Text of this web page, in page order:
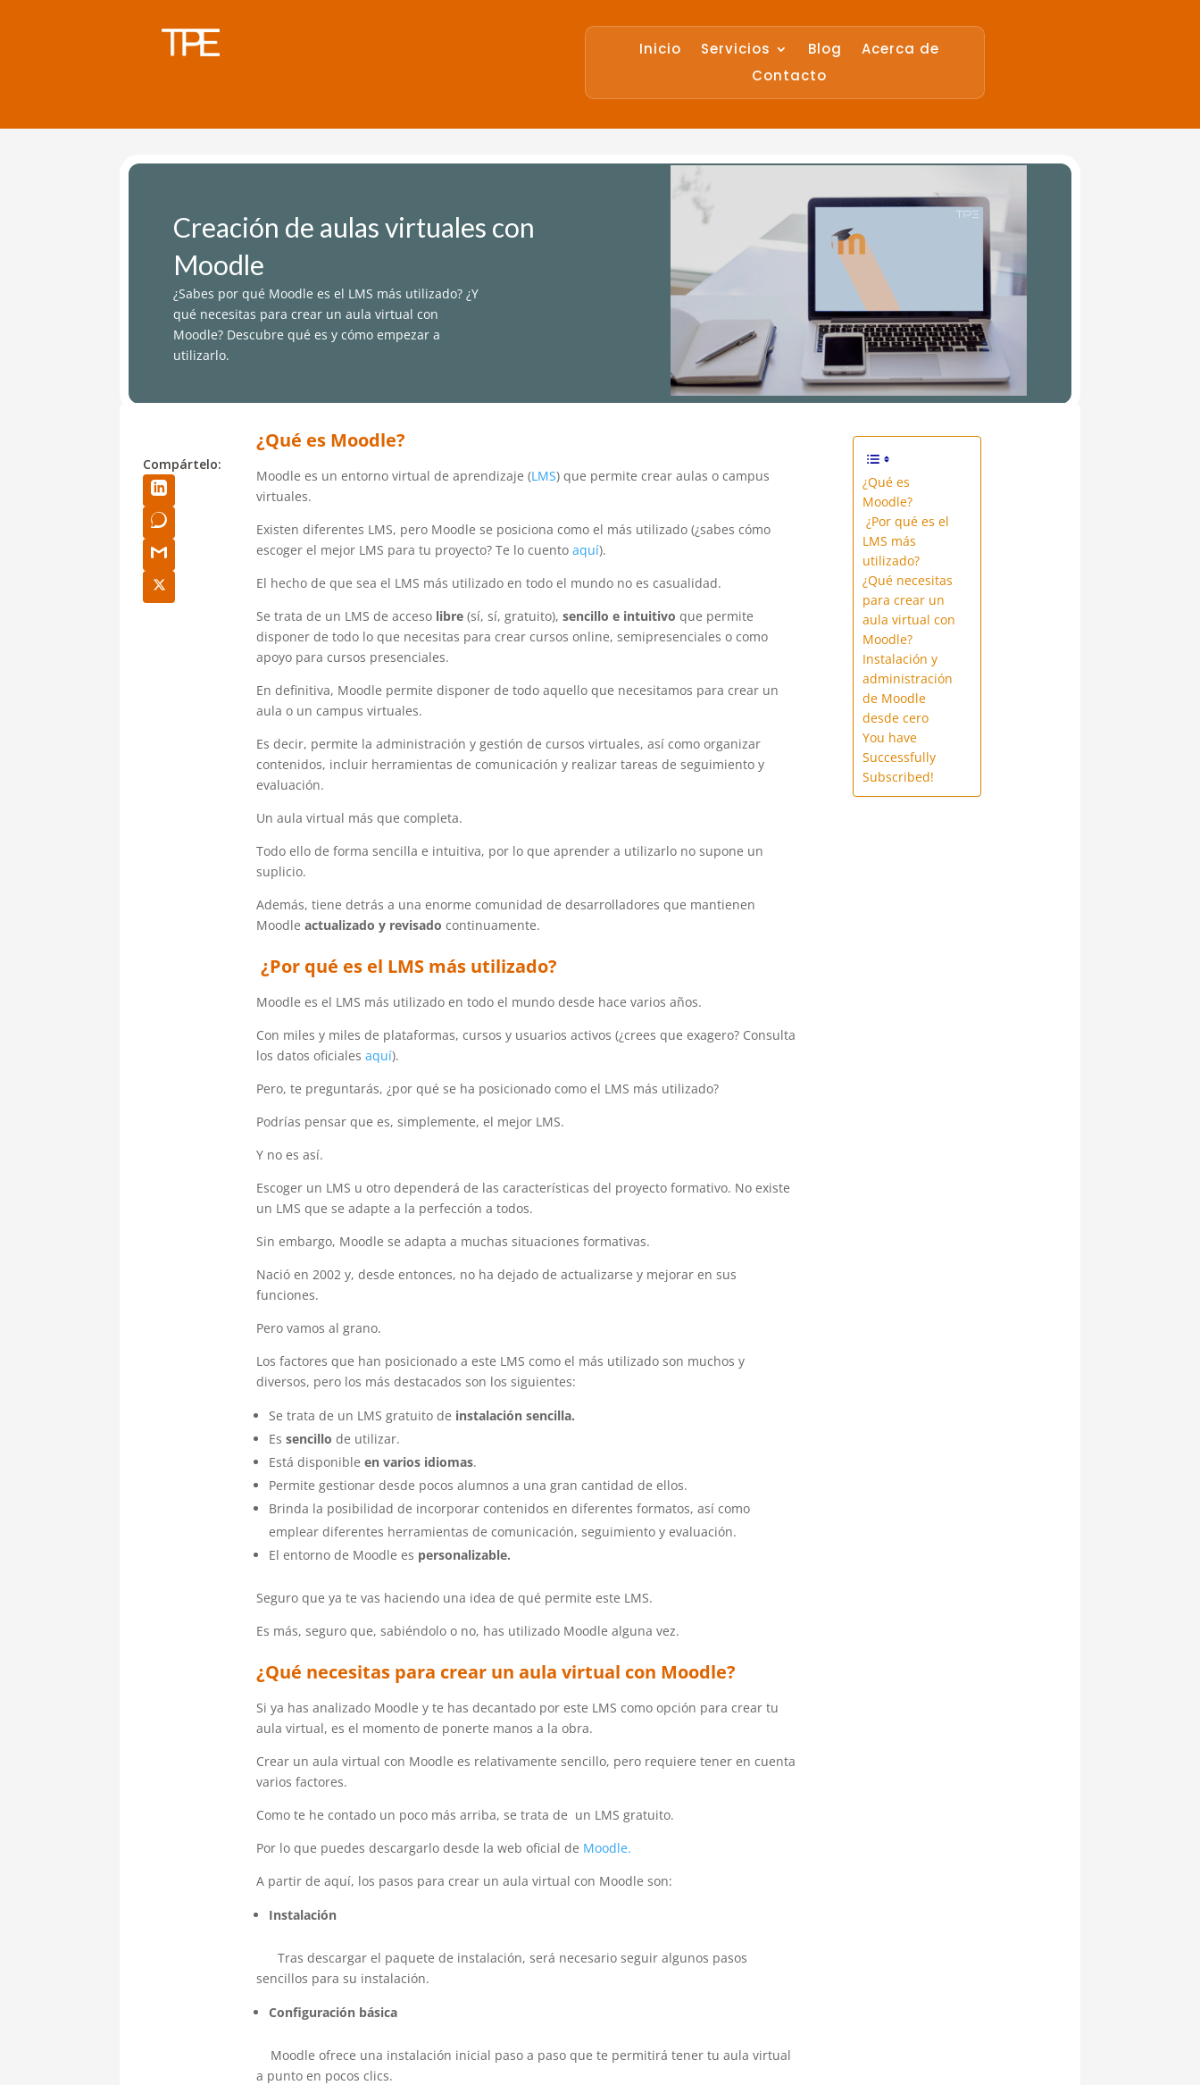
Inicio Servicios Blog
Acerca de
Contacto
Creación de aulas virtuales con
Moodle
¿Sabes por qué Moodle es el LMS más utilizado? ¿Y
qué necesitas para crear un aula virtual con
Moodle? Descubre qué es y cómo empezar a
utilizarlo.
Compártelo:
¿Qué es Moodle?
Moodle es un entorno virtual de aprendizaje (LMS) que permite crear aulas o campus
virtuales.
Existen diferentes LMS, pero Moodle se posiciona como el más utilizado (¿sabes cómo
escoger el mejor LMS para tu proyecto? Te lo cuento aquí).
El hecho de que sea el LMS más utilizado en todo el mundo no es casualidad.
Se trata de un LMS de acceso libre(sí, sí, gratuito), sencillo e intuitivo que permite
disponer de todo lo que necesitas para crear cursos online, semipresenciales o como
apoyo para cursos presenciales.
En definitiva, Moodle permite disponer de todo aquello que necesitamos para crear un
aula o un campus virtuales.
Es decir, permite la administración y gestión de cursos virtuales, así como organizar
contenidos, incluir herramientas de comunicación y realizar tareas de seguimiento y
evaluación.
Un aula virtual más que completa.
Todo ello de forma sencilla e intuitiva, por lo que aprender a utilizarlo no supone un
suplicio.
Además, tiene detrás a una enorme comunidad de desarrolladores que mantienen
Moodle actualizado y revisado continuamente.
¿Por qué es el LMS más utilizado?
Moodle es el LMS más utilizado en todo el mundo desde hace varios años.
Con miles y miles de plataformas, cursos y usuarios activos (¿crees que exagero? Consulta
los datos oficiales aquí).
Pero, te preguntarás, ¿por qué se ha posicionado como el LMS más utilizado?
Podrías pensar que es, simplemente, el mejor LMS.
Y no es así.
Escoger un LMS u otro dependerá de las características del proyecto formativo. No existe
un LMS que se adapte a la perfección a todos.
Sin embargo, Moodle se adapta a muchas situaciones formativas.
Nació en 2002 y, desde entonces, no ha dejado de actualizarse y mejorar en sus
funciones.
Pero vamos al grano.
Los factores que han posicionado a este LMS como el más utilizado son muchos y
diversos, pero los más destacados son los siguientes:
Se trata de un LMS gratuito de instalación sencilla.
Es sencillo de utilizar.
Está disponible en varios idiomas.
Permite gestionar desde pocos alumnos a una gran cantidad de ellos.
Brinda la posibilidad de incorporar contenidos en diferentes formatos, así como
emplear diferentes herramientas de comunicación, seguimiento y evaluación.
El entorno de Moodle es personalizable.
Seguro que ya te vas haciendo una idea de qué permite este LMS.
Es más, seguro que, sabiéndolo o no, has utilizado Moodle alguna vez.
¿Qué necesitas para crear un aula virtual con Moodle?
Si ya has analizado Moodle y te has decantado por este LMS como opción para crear tu
aula virtual, es el momento de ponerte manos a la obra.
Crear un aula virtual con Moodle es relativamente sencillo, pero requiere tener en cuenta
varios factores.
Como te he contado un poco más arriba, se trata de un LMS gratuito.
Por lo que puedes descargarlo desde la web oficial de Moodle.
A partir de aquí, los pasos para crear un aula virtual con Moodle son:
Instalación
Tras descargar el paquete de instalación, será necesario seguir algunos pasos
sencillos para su instalación.
Configuración básica
Moodle ofrece una instalación inicial paso a paso que te permitirá tener tu aula virtual
a punto en pocos clics.
¿Qué es
Moodle?
¿Por qué es el
LMS más
utilizado?
¿Qué necesitas
para crear un
aula virtual con
Moodle?
Instalación y
administración
de Moodle
desde cero
You have
Successfully
Subscribed!